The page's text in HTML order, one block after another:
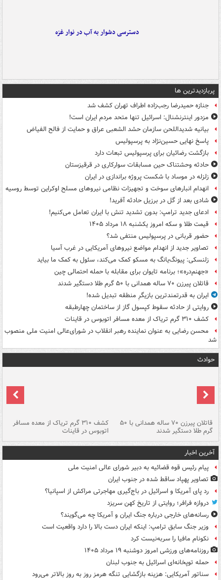
دسترسی دشوار به آب در نوار غزه
پربازدیدترین ها
جنازه حمیدرضا رجب‌زاده اطراف تهران کشف شد
مزدور اینترنشنال: اسرائیل تنها متحد مردم ایران است!
بیانیه شدیداللحن سازمان حشد الشعبی عراق و حمایت از فالح الفیاض
پاسخ نهایی حسین‌نژاد به پرسپولیس
بازگشت رضائیان برای پرسپولیس تبعات دارد
حادثه وحشتناک حین مسابقات سوارکاری در قرقیزستان
زلزله در موساد با شکست پروژه براندازی در ایران
انهدام انبارهای سوخت و تجهیزات نظامی نیروهای مسلح اوکراین توسط روسیه
شادی بعد از گل در برزیل حادثه آفرید!
ادعای جدید ترامپ: بدون تشدید تنش با ایران تعامل می‌کنیم!
قیمت طلا و سکه امروز یکشنبه ۱۸ مرداد ۱۴۰۵
حضور قربانی در پرسپولیس منتفی شد؟
تصاویر جدید از انهدام مواضع نیروهای آمریکایی در غرب آسیا
زلنسکی: پیونگ‌یانگ به مسکو کمک می‌کند، سئول به کمک ما بیاید
«جهنم‌دره»؛ برنامه تایوان برای مقابله با حمله احتمالی چین
قاتلان پیرزن ۷۰ ساله همدانی با ۵۰ گرم طلا دستگیر شدند
ایران به قدرتمندترین بازیگرِ منطقه تبدیل شده!
روایتی از حادثه سقوط کپسول گاز از ساختمان چهارطبقه
کشف ۳۱۰ گرم تریاک از معده مسافر اتوبوس در قاینات
محسن رضایی به عنوان نماینده رهبر انقلاب در شورای‌عالی امنیت ملی منصوب
شد
حوادث
قاتلان پیرزن ۷۰ ساله همدانی با ۵۰
گرم طلا دستگیر شدند
کشف ۳۱۰ گرم تریاک از معده مسافر
اتوبوس در قاینات
آخرین اخبار
پیام رئیس قوه قضائیه به دبیر شورای عالی امنیت ملی
تصاویر پهپاد ساقط شده در جنوب ایران
رد پای آمریکا و اسرائیل در باج‌گیری مهاجرتی مراکش از اسپانیا؟
دروازه فرافر؛ روایتی از تاریخ کهن سریزد
رسانه‌های خارجی درباره جنگ ایران و آمریکا چه می‌گویند؟
وزیر جنگ سابق ترامپ: اینکه ایران دست بالا را دارد واقعیت است
نکونام مافیا را سربه‌نیست کرد
روزنامه‌های ورزشی امروز دوشنبه ۱۹ مرداد ۱۴۰۵
حمله توپخانه‌ای اسرائیل به جنوب لبنان
سناتور آمریکایی: هزینه بازگشایی تنگه هرمز روز به روز بالاتر می‌رود